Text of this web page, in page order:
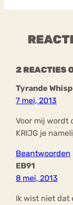
2 REACTIES
Tyrande
7 mei, 2013
Voor mij wordt
KRIJG je
Beantwoorden
EB91
8 mei, 2013
Ik wist niet dat